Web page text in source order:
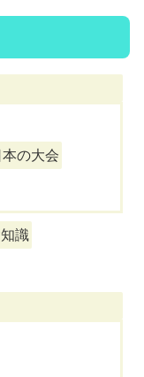
本の大会
識